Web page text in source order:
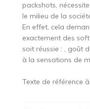
packshots,
le milieu de la
En effet, cela
exactement des
soit réussie : , goût
à la sensations de
Texte de référence